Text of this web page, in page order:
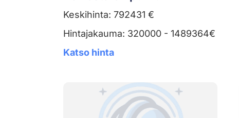
Keskihinta: 792431 €
Hintajakauma: 320000 - 1489364€
Katso hinta